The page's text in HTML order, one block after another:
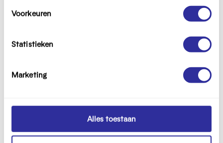
Voorkeuren
Statistieken
Marketing
Alles toestaan
Mechelen testte een digitaal
en loketmedewerkers om
efficiënter te maken.
oplossing voor aan gebruikers
gedetailleerde feedback over